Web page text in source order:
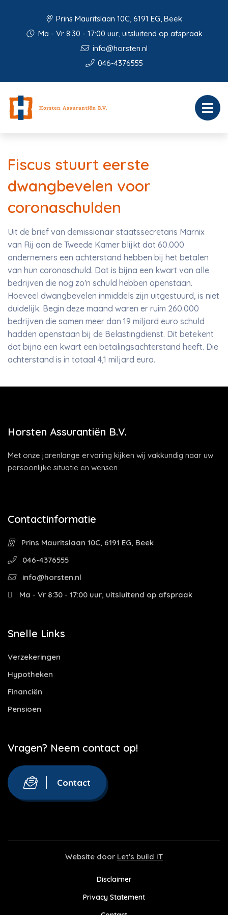
Prins Mauritslaan 10C, 6191 EG, Beek
Ma - Vr 8:30 - 17:00 uur, uitsluitend op afspraak
info@horsten.nl
046-4376555
Fiscus stuurt eerste
dwangbevelen voor
coronaschulden
Uit de brief van demissionair staatssecretaris Marnix
van Rij aan de Tweede Kamer blijkt dat 60.000
ondernemers een achterstand hebben bij het betalen
van hun coronaschuld. Dat is bijna een kwart van alle
bedrijven die nog zo'n schuld hebben openstaan.
Hoeveel dwangbevelen inmiddels zijn uitgestuurd, is niet
duidelijk. Begin deze maand waren er ruim 260.000
bedrijven die samen meer dan 19 miljard euro schuld
hadden openstaan bij de Belastingdienst. Dit betekent
dat bijna een kwart een betalingsachterstand heeft. Die
achterstand is in totaal 4,1 miljard euro.
Horsten Assurantiën B.V.
Met onze jarenlange ervaring kijken wij vakkundig naar uw
persoonlijke situatie en wensen.
Contactinformatie
Prins Mauritslaan 10C, 6191 EG, Beek
046-4376555
info@horsten.nl
Ma - Vr 8:30 - 17:00 uur, uitsluitend op afspraak
Snelle Links
Verzekeringen
Hypotheken
Financiën
Pensioen
Vragen? Neem contact op!
Contact
Website door Let's build IT
Disclaimer
Privacy Statement